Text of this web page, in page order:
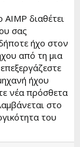
διαθέτει
σας
ήχο στον
από τη μια
ήχου
νέα πρόσθετα
στο
του